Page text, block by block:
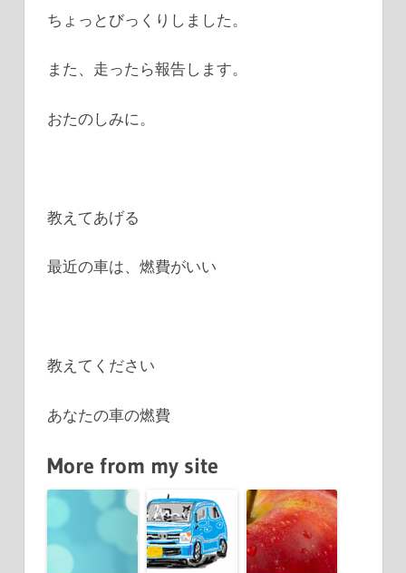
ちょっとびっくりしました。
また、走ったら報告します。
おたのしみに。
教えてあげる
最近の車は、燃費がいい
教えてください
あなたの車の燃費
More from my site